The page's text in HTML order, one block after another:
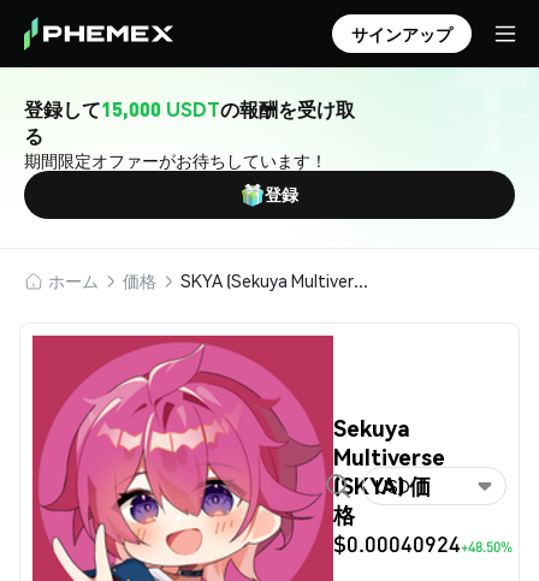
サインアップ
登録して15,000 USDTの報酬を受け取
る
期間限定オファーがお待ちしています！
登録
ホーム 価格 SKYA (Sekuya Multiverse)
Sekuya
Multiverse
(SKYA) 価
格
$0.00040924+48.50%
USD